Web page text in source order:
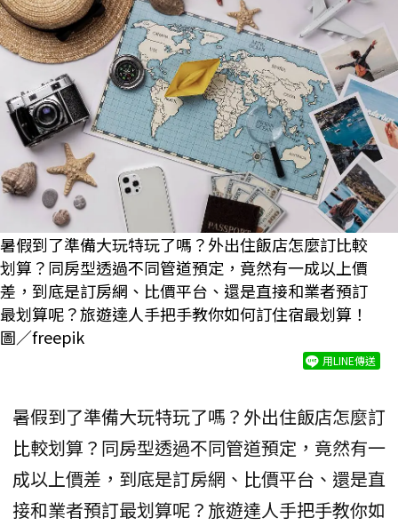
暑假到了準備大玩特玩了嗎？外出住飯店怎麼訂比較
划算？同房型透過不同管道預定，竟然有一成以上價
差，到底是訂房網、比價平台、還是直接和業者預訂
最划算呢？旅遊達人手把手教你如何訂住宿最划算！
圖／freepik
用LINE傳送
暑假到了準備大玩特玩了嗎？外出住飯店怎麼訂
比較划算？同房型透過不同管道預定，竟然有一
成以上價差，到底是訂房網、比價平台、還是直
接和業者預訂最划算呢？旅遊達人手把手教你如